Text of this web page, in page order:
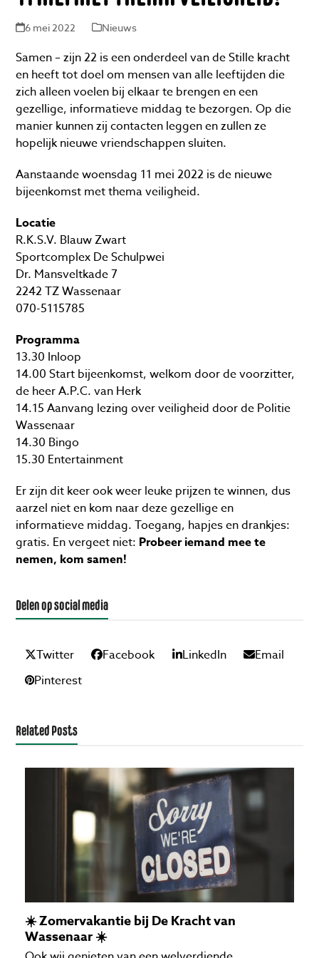
6 mei 2022 Nieuws
Samen – zijn 22 is een onderdeel van de Stille kracht
en heeft tot doel om mensen van alle leeftijden die
zich alleen voelen bij elkaar te brengen en een
gezellige, informatieve middag te bezorgen. Op die
manier kunnen zij contacten leggen en zullen ze
hopelijk nieuwe vriendschappen sluiten.
Aanstaande woensdag 11 mei 2022 is de nieuwe
bijeenkomst met thema veiligheid.
Locatie
R.K.S.V. Blauw Zwart
Sportcomplex De Schulpwei
Dr. Mansveltkade 7
2242 TZ Wassenaar
070-5115785
Programma
13.30 Inloop
14.00 Start bijeenkomst, welkom door de voorzitter,
de heer A.P.C. van Herk
14.15 Aanvang lezing over veiligheid door de Politie
Wassenaar
14.30 Bingo
15.30 Entertainment
Er zijn dit keer ook weer leuke prijzen te winnen, dus
aarzel niet en kom naar deze gezellige en
informatieve middag. Toegang, hapjes en drankjes:
gratis. En vergeet niet: Probeer iemand mee te
nemen, kom samen!
Delen op social media
Twitter Facebook LinkedIn
Email
Pinterest
Related Posts
☀️ Zomervakantie bij De Kracht van
Wassenaar ☀️